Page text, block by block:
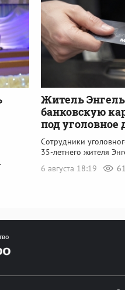
Житель
банковскую
под уголовное
Сотрудники
35-летнего жителя
6 августа 18:19